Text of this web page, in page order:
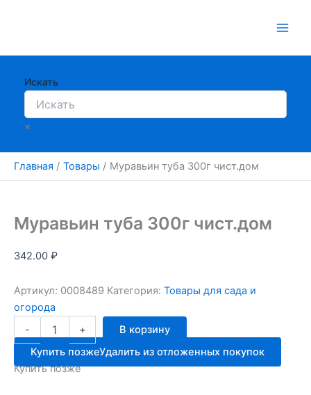
Искать
×
Главная Товары Муравьин туба 300г чист.дом
Муравьин туба 300г чист.дом
342.00 ₽
Артикул: 0008489 Категория: Товары для сада и
огорода
-
Количество
товара
Муравьин
туба
300г
+
В корзину
Купить позжеУдалить из отложенных покупок
Купить позже